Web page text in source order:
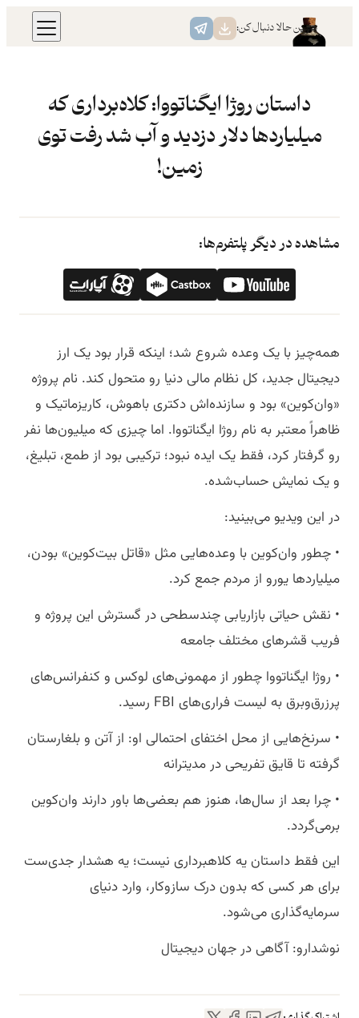
محتوا
همین حالا دنبال کن:
داستان روژا ایگناتووا: کلاه‌برداری که
میلیاردها دلار دزدید و آب شد رفت توی
زمین!
مشاهده در دیگر پلتفرم‌ها:
همه‌چیز با یک وعده شروع شد؛ اینکه قرار بود یک ارز
دیجیتال جدید، کل نظام مالی دنیا رو متحول کند. نام پروژه
«وان‌کوین» بود و سازنده‌اش دکتری باهوش، کاریزماتیک و
ظاهراً معتبر به نام روژا ایگناتووا. اما چیزی که میلیون‌ها نفر
رو گرفتار کرد، فقط یک ایده نبود؛ ترکیبی بود از طمع، تبلیغ،
و یک نمایش حساب‌شده.
در این ویدیو می‌بینید:
• چطور وان‌کوین با وعده‌هایی مثل «قاتل بیت‌کوین» بودن،
میلیاردها یورو از مردم جمع کرد.
• نقش حیاتی بازاریابی چندسطحی در گسترش این پروژه و
فریب قشرهای مختلف جامعه
• روژا ایگناتووا چطور از مهمونی‌های لوکس و کنفرانس‌های
پرزرق‌وبرق به لیست فراری‌های FBI رسید.
• سرنخ‌هایی از محل اختفای احتمالی او: از آتن و بلغارستان
گرفته تا قایق تفریحی در مدیترانه
• چرا بعد از سال‌ها، هنوز هم بعضی‌ها باور دارند وان‌کوین
برمی‌گردد.
این فقط داستان یه کلاهبرداری نیست؛ یه هشدار جدی‌ست
برای هر کسی که بدون درک سازوکار، وارد دنیای
سرمایه‌گذاری می‌شود.
نوشدارو: آگاهی در جهان دیجیتال